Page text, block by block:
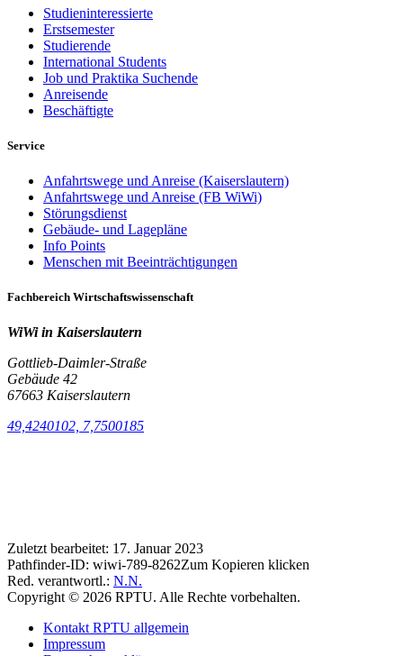
Studieninteressierte
Erstsemester
Studierende
International Students
Job und Praktika Suchende
Anreisende
Beschäftigte
Service
Anfahrtswege und Anreise (Kaiserslautern)
Anfahrtswege und Anreise (FB WiWi)
Störungsdienst
Gebäude- und Lagepläne
Info Points
Menschen mit Beeinträchtigungen
Fachbereich Wirtschaftswissenschaft
WiWi in Kaiserslautern
Gottlieb-Daimler-Straße
Gebäude 42
67663 Kaiserslautern
49,4240102, 7,7500185
Zuletzt bearbeitet: 17. Januar 2023
Pathfinder-ID: wiwi-789-8262Zum Kopieren klicken
Red. verantwortl.: N.N.
Copyright © 2026 RPTU. Alle Rechte vorbehalten.
Kontakt RPTU allgemein
Impressum